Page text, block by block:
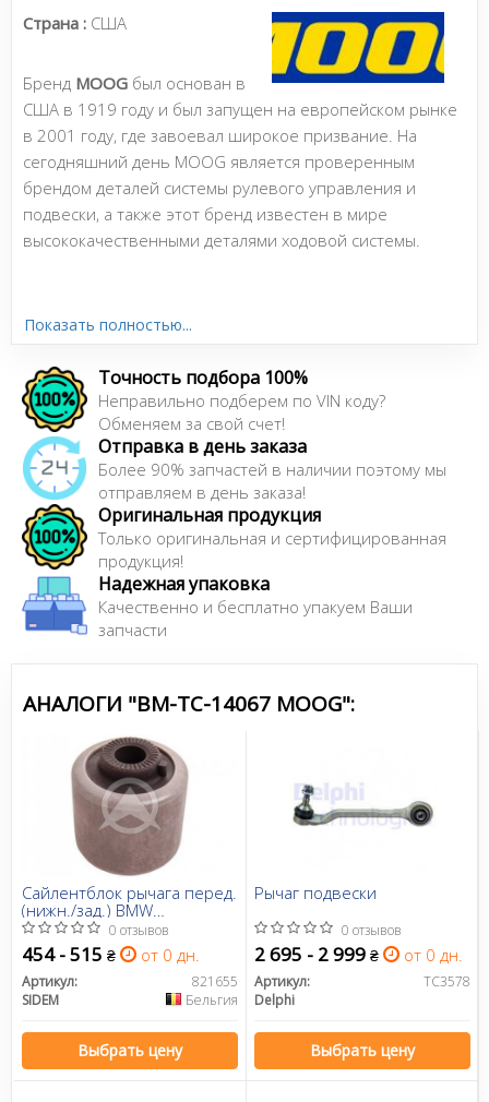
Страна : США
Бренд MOOG был основан в
США в 1919 году и был запущен на европейском рынке
в 2001 году, где завоевал широкое призвание. На
сегодняшний день MOOG является проверенным
брендом деталей системы рулевого управления и
подвески, а также этот бренд известен в мире
высококачественными деталями ходовой системы.
Показать полностью...
Точность подбора 100%
Неправильно подберем по VIN коду?
Обменяем за свой счет!
Отправка в день заказа
Более 90% запчастей в наличии поэтому мы
отправляем в день заказа!
Оригинальная продукция
Только оригинальная и сертифицированная
продукция!
Надежная упаковка
Качественно и бесплатно упакуем Ваши
запчасти
АНАЛОГИ "BM-TC-14067 MOOG":
Сайлентблок рычага перед.
(нижн./зад.) BMW
1/2/3/4/X3/X4 10-
0 отзывов
454 - 515 ₴ от 0 дн.
Артикул:
821655
SIDEM
Бельгия
Выбрать цену
Рычаг подвески
0 отзывов
2 695 - 2 999 ₴ от 0 дн.
Артикул:
TC3578
Delphi
Выбрать цену